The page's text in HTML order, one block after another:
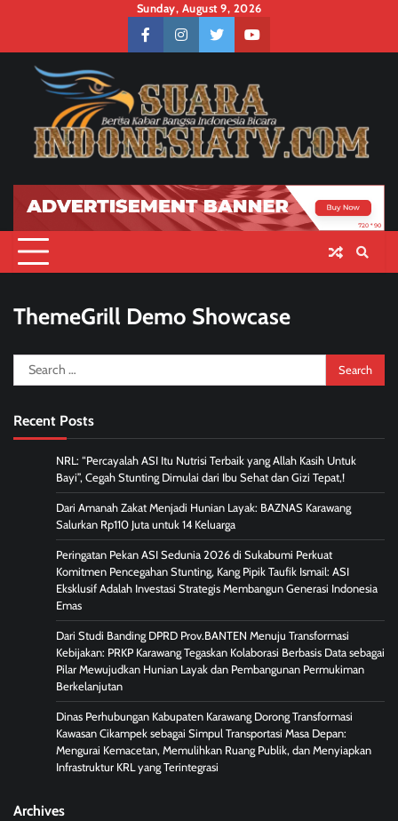
content
Sunday, August 9, 2026
facebookinstagramtwitteryoutube
ThemeGrill Demo Showcase
Search
for:
Recent Posts
NRL: “Percayalah ASI Itu Nutrisi Terbaik yang Allah Kasih Untuk
Bayi”, Cegah Stunting Dimulai dari Ibu Sehat dan Gizi Tepat,!
Dari Amanah Zakat Menjadi Hunian Layak: BAZNAS Karawang
Salurkan Rp110 Juta untuk 14 Keluarga
Peringatan Pekan ASI Sedunia 2026 di Sukabumi Perkuat
Komitmen Pencegahan Stunting, Kang Pipik Taufik Ismail: ASI
Eksklusif Adalah Investasi Strategis Membangun Generasi Indonesia
Emas
Dari Studi Banding DPRD Prov.BANTEN Menuju Transformasi
Kebijakan: PRKP Karawang Tegaskan Kolaborasi Berbasis Data sebagai
Pilar Mewujudkan Hunian Layak dan Pembangunan Permukiman
Berkelanjutan
Dinas Perhubungan Kabupaten Karawang Dorong Transformasi
Kawasan Cikampek sebagai Simpul Transportasi Masa Depan:
Mengurai Kemacetan, Memulihkan Ruang Publik, dan Menyiapkan
Infrastruktur KRL yang Terintegrasi
Archives